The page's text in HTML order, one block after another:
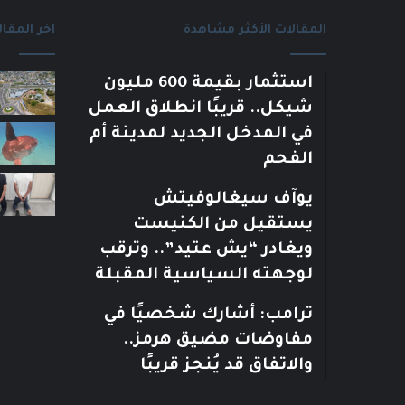
المقالات الأكثر مشاهدة
استثمار بقيمة 600 مليون
شيكل.. قريبًا انطلاق العمل
في المدخل الجديد لمدينة أم
الفحم
يوآف سيغالوفيتش
يستقيل من الكنيست
ويغادر “يش عتيد”.. وترقب
لوجهته السياسية المقبلة
ترامب: أشارك شخصيًا في
مفاوضات مضيق هرمز..
والاتفاق قد يُنجز قريبًا
اخر